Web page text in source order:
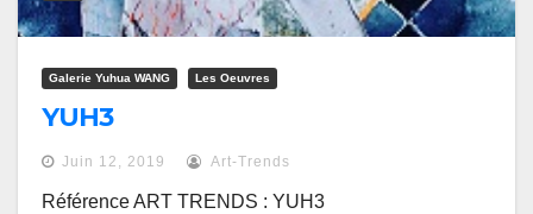
Galerie Yuhua WANG Les Oeuvres
YUH3
Juin 12, 2019 Art-Trends
Référence ART TRENDS : YUH3